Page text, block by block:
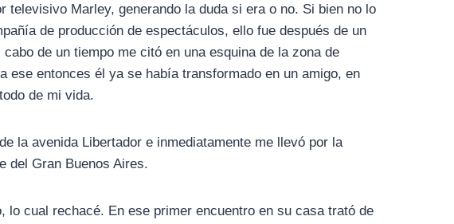
televisivo Marley, generando la duda si era o no. Si bien no lo
de producción de espectáculos, ello fue después de un
de un tiempo me citó en una esquina de la zona de
ese entonces él ya se había transformado en un amigo, en
de mi vida.
la avenida Libertador e inmediatamente me llevó por la
del Gran Buenos Aires.
lo cual rechacé. En ese primer encuentro en su casa trató de